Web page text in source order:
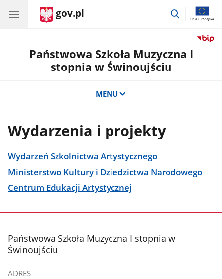
gov.pl
przejdź
Państwowa Szkoła Muzyczna I
stopnia w Świnoujściu
MENU
Wydarzenia i projekty
Wydarzeń Szkolnictwa Artystycznego
Ministerstwo Kultury i Dziedzictwa Narodowego
Centrum Edukacji Artystycznej
stopka
Państwowa Szkoła Muzyczna I stopnia w
Świnoujściu
ADRES